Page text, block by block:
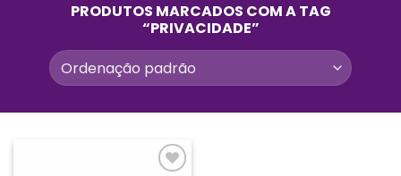
PRODUTOS MARCADOS COM A TAG
“PRIVACIDADE”